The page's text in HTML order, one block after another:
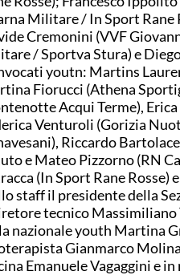
Militare / In Sport Rane
Cremonini (VVF
/ Sportva Stura) e
youtn: Martins
Fiorucci (Athena
Acqui Terme),
Venturoli (Gorizia
Riccardo
e Mateo Pizzorno (RN
(In Sport Rane
staff il presidente della
tecnico
nazionale youth Martina
Gianmarco
Emanuele Vagaggini e